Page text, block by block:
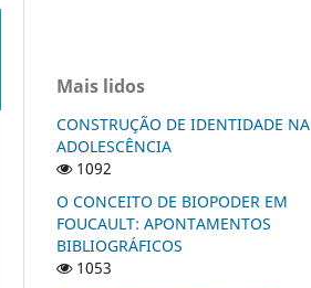
Mais lidos
CONSTRUÇÃO DE IDENTIDADE NA
ADOLESCÊNCIA
1092
O CONCEITO DE BIOPODER EM
FOUCAULT: APONTAMENTOS
BIBLIOGRÁFICOS
1053